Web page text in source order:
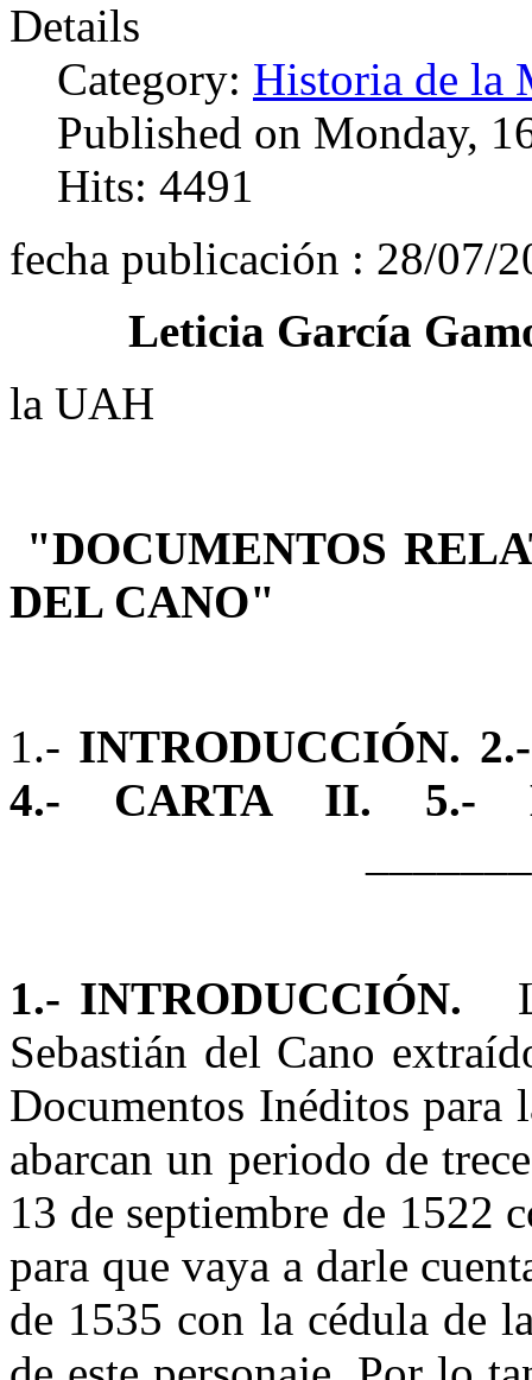
Details
Category: Historia de la
Published on Monday,
Hits: 4491
fecha publicación : 28/07/
Leticia García
la UAH
"DOCUMENTOS
DEL CANO"
1.- INTRODUCCIÓN.
4.- CARTA II. 5.-
1.- INTRODUCCIÓN.
Sebastián del Cano
Documentos Inéditos
abarcan un periodo de
13 de septiembre de 1522
para que vaya a darle
de 1535 con la cédula de